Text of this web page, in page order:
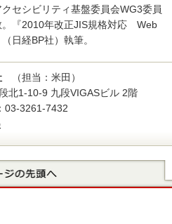
セシビリティ基盤委員会WG3委員
。『2010年改正JIS規格対応 Web
日経BP社）執筆。
（担当：米田）
北1-10-9 九段VIGASビル 2階
03-3261-7432